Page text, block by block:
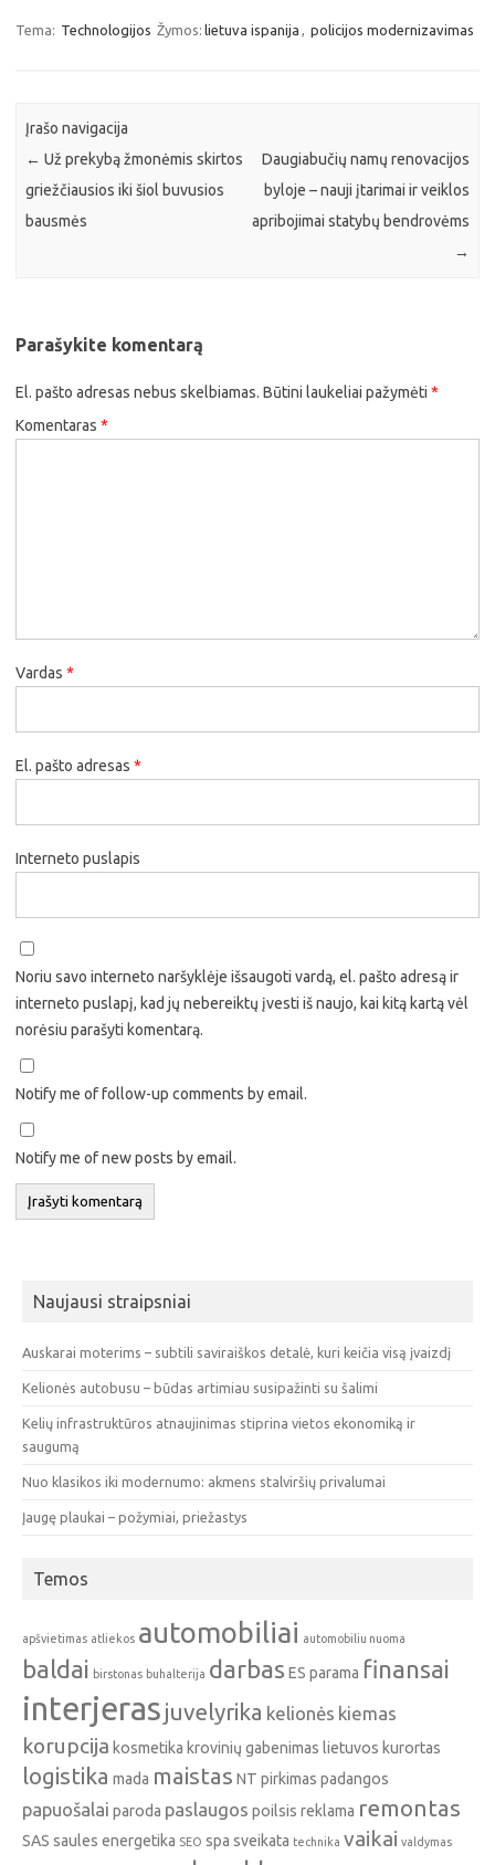
Tema: Technologijos Žymos: lietuva ispanija , policijos modernizavimas
Įrašo navigacija
← Už prekybą žmonėmis skirtos
griežčiausios iki šiol buvusios
bausmės
Daugiabučių namų renovacijos
byloje – nauji įtarimai ir veiklos
apribojimai statybų bendrovėms
→
Parašykite komentarą
El. pašto adresas nebus skelbiamas. Būtini laukeliai pažymėti *
Komentaras *
Vardas *
El. pašto adresas *
Interneto puslapis
Noriu savo interneto naršyklėje išsaugoti vardą, el. pašto adresą ir
interneto puslapį, kad jų nebereiktų įvesti iš naujo, kai kitą kartą vėl
norėsiu parašyti komentarą.
Notify me of follow-up comments by email.
Notify me of new posts by email.
Naujausi straipsniai
Auskarai moterims – subtili saviraiškos detalė, kuri keičia visą įvaizdį
Kelionės autobusu – būdas artimiau susipažinti su šalimi
Kelių infrastruktūros atnaujinimas stiprina vietos ekonomiką ir
saugumą
Nuo klasikos iki modernumo: akmens stalviršių privalumai
Įaugę plaukai – požymiai, priežastys
Temos
apšvietimas atliekos automobiliai automobiliu nuoma
baldai birstonas buhalterija darbas ES parama finansai
interjeras juvelyrika kelionės kiemas
korupcija kosmetika krovinių gabenimas lietuvos kurortas
logistika mada maistas NT pirkimas padangos
papuošalai paroda paslaugos poilsis reklama remontas
SAS saules energetika SEO spa sveikata technika vaikai valdymas